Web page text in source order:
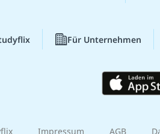
Für Unternehmen
Impressum AGB